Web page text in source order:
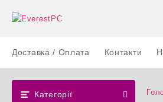
Доставка / Оплата Контакти
Категорії